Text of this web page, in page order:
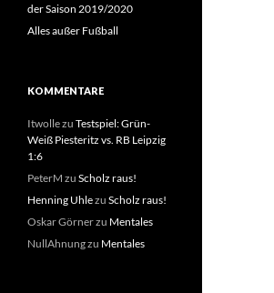
der Saison 2019/2020
Alles außer Fußball
KOMMENTARE
Itwollezu Testspiel: Grün-
Weiß Piesteritz vs. RB Leipzig
1:6
PeterM zu Scholz raus!
Henning Uhlezu Scholz raus!
Oskar Görnerzu Mentales
NullAhnungzu Mentales